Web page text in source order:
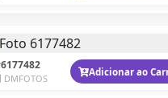
DMFOTOS
Adicionar ao